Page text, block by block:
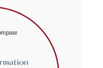
США. В
попытка документ